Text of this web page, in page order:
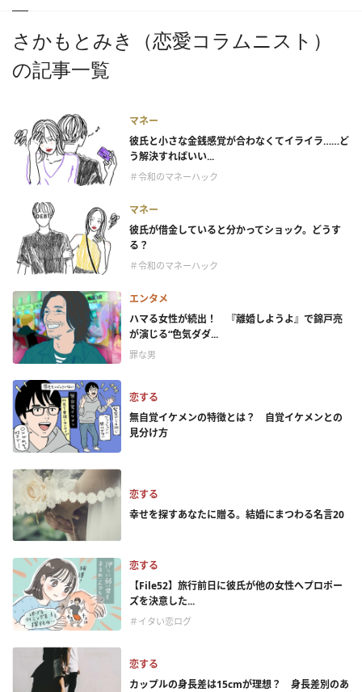
さかもとみき（恋愛コラムニスト）
の記事一覧
マネー
彼氏と小さな金銭感覚が合わなくてイライラ……ど
う解決すればいい...
＃令和のマネーハック
マネー
彼氏が借金していると分かってショック。どうす
る？
＃令和のマネーハック
エンタメ
ハマる女性が続出！ 『離婚しようよ』で錦戸亮
が演じる“色気ダダ...
罪な男
恋する
無自覚イケメンの特徴とは？ 自覚イケメンとの
見分け方
恋する
幸せを探すあなたに贈る。結婚にまつわる名言20
恋する
【File52】旅行前日に彼氏が他の女性へプロポー
ズを決意した...
＃イタい恋ログ
恋する
カップルの身長差は15cmが理想？ 身長差別のあ